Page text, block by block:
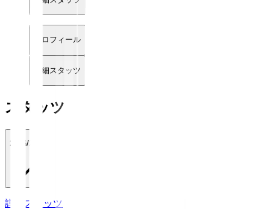
プロフィール
詳細スタッツ
スタッツ
2026/27
詳細スタッツ